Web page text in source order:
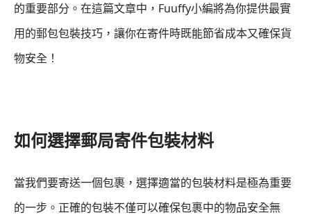
的重要部分。在這篇文章中，Fuuffy小編將為你提供最實
用的郵包包裝技巧，讓你在寄件時既能節省成本又確保貨
物安全！
如何選擇郵局寄件包裝材料
當我們要寄送一個包裹，選擇適當的包裝材料是極為重要
的一步。正確的包裝不僅可以確保包裹中的物品安全無